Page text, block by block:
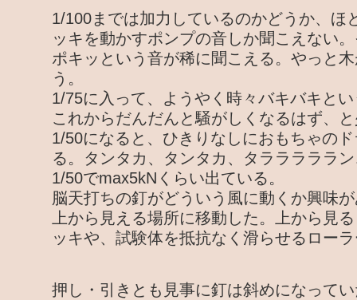
1/100までは加力しているのかどうか、ほ
ッキを動かすポンプの音しか聞こえない
ポキッという音が稀に聞こえる。やっと
う。
1/75に入って、ようやく時々バキバキと
これからだんだんと騒がしくなるはず、
1/50になると、ひきりなしにおもちゃの
る。タンタカ、タンタカ、タラララララ
1/50でmax5kNくらい出ている。
脳天打ちの釘がどういう風に動くか興味
上から見える場所に移動した。上から見
ッキや、試験体を抵抗なく滑らせるロー
押し・引きとも見事に釘は斜めになって